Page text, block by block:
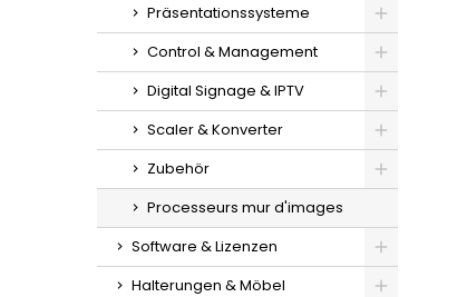
Präsentationssysteme
Control & Management
Digital Signage & IPTV
Scaler & Konverter
Zubehör
Processeurs mur d'images
Software & Lizenzen
Halterungen & Möbel